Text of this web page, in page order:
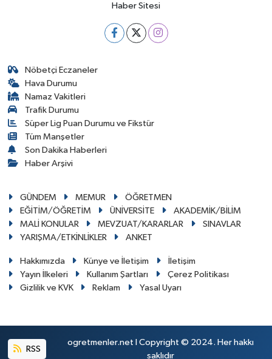
Haber Sitesi
Nöbetçi Eczaneler
Hava Durumu
Namaz Vakitleri
Trafik Durumu
Süper Lig Puan Durumu ve Fikstür
Tüm Manşetler
Son Dakika Haberleri
Haber Arşivi
GÜNDEM MEMUR
ÖĞRETMEN
EĞİTİM/ÖĞRETİM
ÜNİVERSİTE
AKADEMİK/BİLİM
MALİ KONULAR
MEVZUAT/KARARLAR
SINAVLAR
YARIŞMA/ETKİNLİKLER
ANKET
Hakkımızda Künye ve İletişim
İletişim
Yayın İlkeleri
Kullanım Şartları
Çerez Politikası
Gizlilik ve KVK
Reklam Yasal Uyarı
RSS
ogretmenler.net I Copyright © 2024. Her hakkı
saklıdır